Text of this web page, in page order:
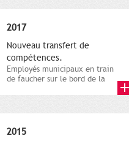
2017
Nouveau transfert de
compétences.
Employés municipaux en train
de faucher sur le bord de la
2015